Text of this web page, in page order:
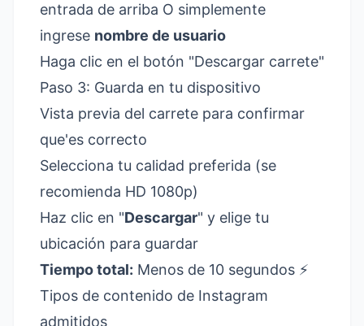
entrada de arriba O simplemente
ingrese nombre de usuario
Haga clic en el botón "Descargar carrete"
Paso 3: Guarda en tu dispositivo
Vista previa del carrete para confirmar
que'es correcto
Selecciona tu calidad preferida (se
recomienda HD 1080p)
Haz clic en "Descargar" y elige tu
ubicación para guardar
Tiempo total: Menos de 10 segundos ⚡
Tipos de contenido de Instagram
admitidos